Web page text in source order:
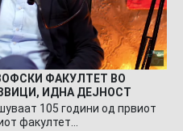
ФАКУЛТЕТ ВО
ИДНА ДЕЈНОСТ
105 години од првиот
факултет…